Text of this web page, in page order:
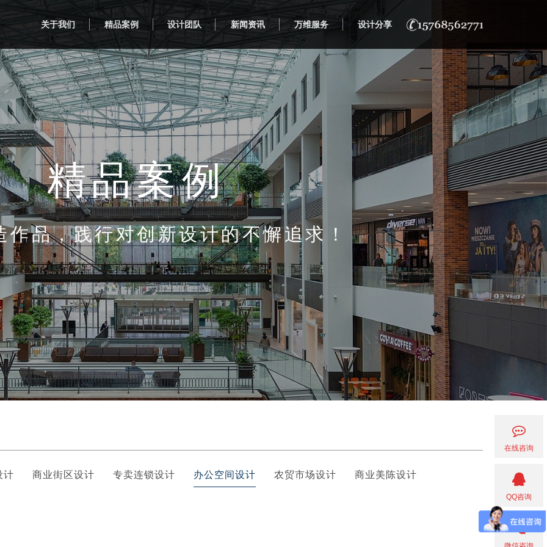
关于我们 精品案例 设计团队 新闻资讯 万维服务 设计分享
精品案例
作品，践行对创新设计的不懈追求！
计 商业街区设计 专卖连锁设计 办公空间设计 农贸市场设计 商业美陈设计
在线咨询
QQ咨询